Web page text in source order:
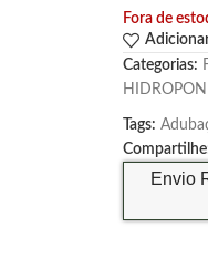
Fora de
Categorias:
Tags:
Envio